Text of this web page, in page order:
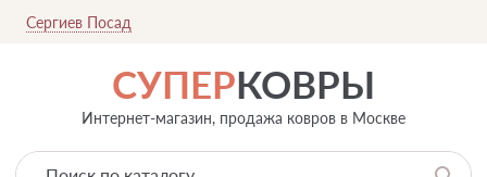
Сергиев Посад
СУПЕРКОВРЫ
Интернет-магазин, продажа ковров в Москве